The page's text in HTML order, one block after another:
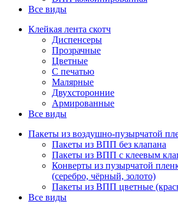
Все виды
Клейкая лента скотч
Диспенсеры
Прозрачные
Цветные
С печатью
Малярные
Двухсторонние
Армированные
Все виды
Пакеты из воздушно-пузырчатой
Пакеты из ВПП без клапана
Пакеты из ВПП с клеевым
Конверты из пузырчатой
(серебро, чёрный, золото)
Пакеты из ВПП цветные
Все виды